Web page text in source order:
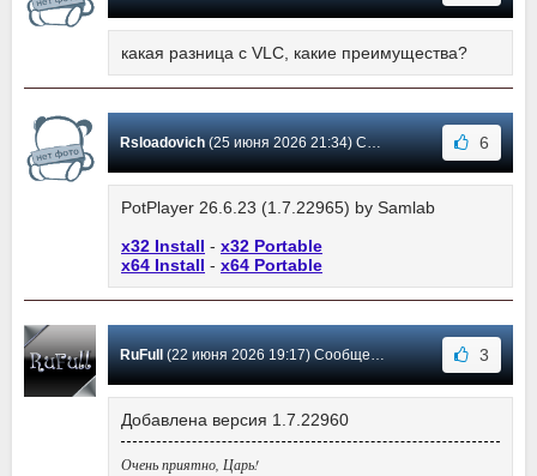
какая разница с VLC, какие преимущества?
Rsloadovich(25 июня 2026 21:34) Сообщение #5732 6
PotPlayer 26.6.23 (1.7.22965) by Samlab
x32 Install - x32 Portable
x64 Install - x64 Portable
RuFull (22 июня 2026 19:17) Сообщение #5731 3
Добавлена версия 1.7.22960
Очень приятно, Царь!